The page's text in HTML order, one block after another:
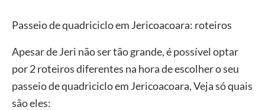
Passeio de quadriciclo em Jericoacoara: roteiros
Apesar de Jeri não ser tão grande, é possível optar
por 2 roteiros diferentes na hora de escolher o seu
passeio de quadriciclo em Jericoacoara, Veja só quais
são eles: